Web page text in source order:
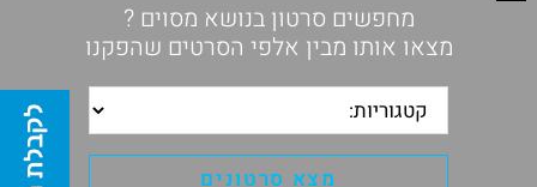
מחפשים סרטון בנושא מסוים ?
מצאו אותו מבין אלפי הסרטים שהפקנו